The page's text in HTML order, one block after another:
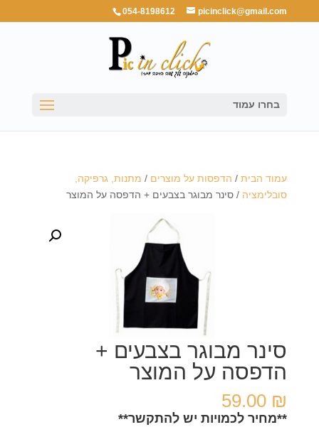
054-8198612 picinclick@gmail.com
בחרו עמוד
עמוד הבית/ הדפסות על מוצרים / מתנות, גרפיקה,
סובלימציה / סינר מבוגר בצבעים + הדפסה על המוצר
סינר מבוגר בצבעים +
הדפסה על המוצר
59.00 ₪
**מחיר לכמויות יש להתקשר**